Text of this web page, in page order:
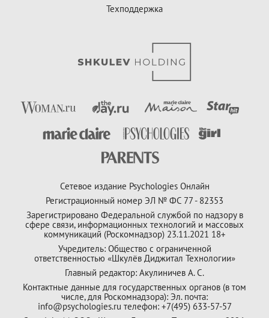
Техподдержка
Сетевое издание Psychologies Онлайн
Регистрационный номер ЭЛ № ФС 77 - 82353
Зарегистрировано Федеральной службой по надзору в
сфере связи, информационных технологий и массовых
коммуникаций (Роскомнадзор) 23.11.2021 18+
Учредитель: Общество с ограниченной
ответственностью «Шкулёв Диджитал Технологии»
Главный редактор: Акулиничев А. С.
Контактные данные для государственных органов (в том
числе, для Роскомнадзора): Эл. почта:
info@psychologies.ru телефон: +7(495) 633-57-57